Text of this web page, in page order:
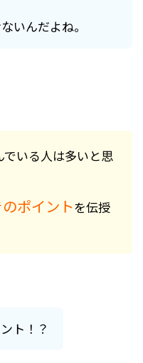
いんだよね。
でいる人は多いと思
ポイントを伝授
ト！？